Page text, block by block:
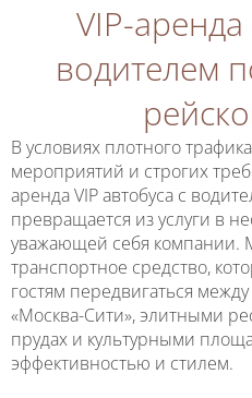
VIP-аренда
водителем
В условиях плотного
мероприятий и строгих
аренда VIP автобуса с
превращается из услуги в
уважающей себя компании.
транспортное средство,
гостям передвигаться
«Москва-Сити», элитными
прудах и культурными
эффективностью и стилем.